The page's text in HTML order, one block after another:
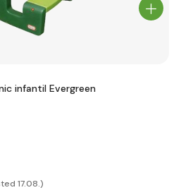
infantil Evergreen
17.08.)